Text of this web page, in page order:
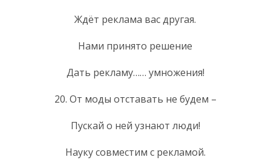
Ждёт реклама вас другая.
Нами принято решение
Дать рекламу…… умножения!
20. От моды отставать не будем –
Пускай о ней узнают люди!
Науку совместим с рекламой.